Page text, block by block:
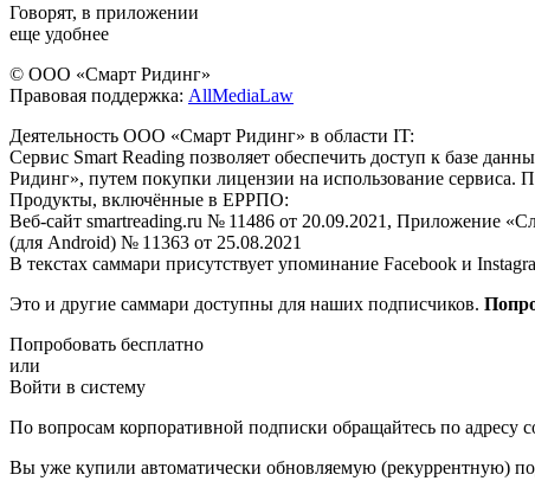
Говорят, в приложении
еще удобнее
© ООО «Смарт Ридинг»
Правовая поддержка: AllMediaLaw
Деятельность ООО «Смарт Ридинг» в области IT:
Сервис Smart Reading позволяет обеспечить доступ к базе
Ридинг», путем покупки лицензии на использование сервиса.
Продукты, включённые в ЕРРПО:
Веб-сайт smartreading.ru № 11486 от 20.09.2021, Приложение
(для Android) № 11363 от 25.08.2021
В текстах саммари присутствует упоминание Facebook и
Это и другие саммари доступны для наших подписчиков.
Попробовать бесплатно
или
Войти в систему
По вопросам корпоративной подписки обращайтесь по адресу
Вы уже купили автоматически обновляемую (рекуррентную)